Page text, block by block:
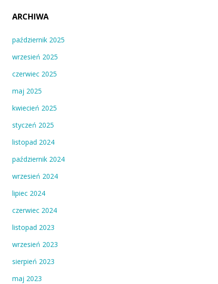
ARCHIWA
październik 2025
wrzesień 2025
czerwiec 2025
maj 2025
kwiecień 2025
styczeń 2025
listopad 2024
październik 2024
wrzesień 2024
lipiec 2024
czerwiec 2024
listopad 2023
wrzesień 2023
sierpień 2023
maj 2023